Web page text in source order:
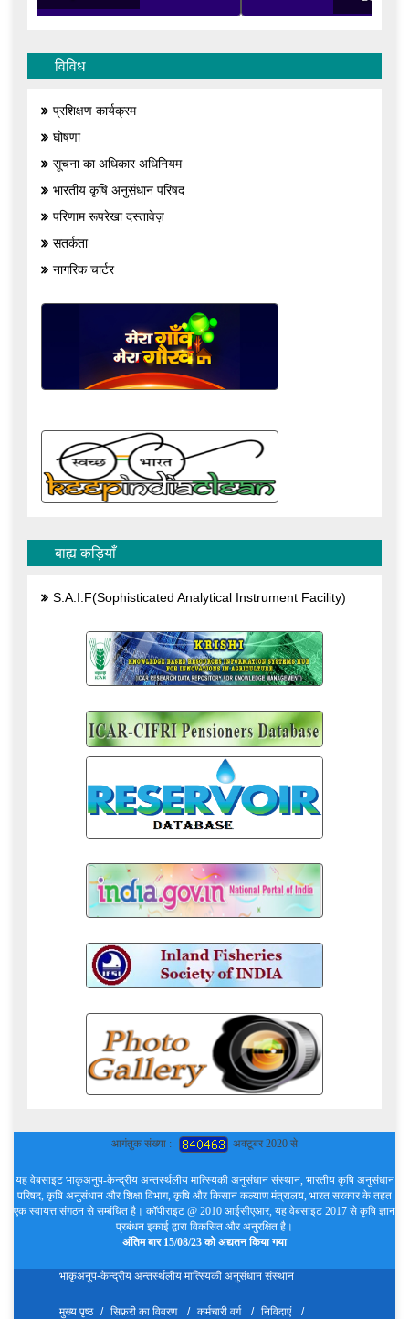
विविध
प्रशिक्षण कार्यक्रम
घोषणा
सूचना का अधिकार अधिनियम
भारतीय कृषि अनुसंधान परिषद
परिणाम रूपरेखा दस्तावेज़
सतर्कता
नागरिक चार्टर
बाह्य कड़ियाँ
S.A.I.F(Sophisticated Analytical Instrument Facility)
आगंतुक संख्या : अक्टूबर 2020 से
यह वेबसाइट भाकृअनुप-केन्द्रीय अन्तर्स्थलीय मात्स्यिकी अनुसंधान संस्थान, भारतीय कृषि अनुसंधान
परिषद, कृषि अनुसंधान और शिक्षा विभाग, कृषि और किसान कल्याण मंत्रालय, भारत सरकार के तहत
एक स्वायत्त संगठन से सम्बंधित है। कॉपीराइट @ 2010 आईसीएआर, यह वेबसाइट 2017 से कृषि ज्ञान
प्रबंधन इकाई द्वारा विकसित और अनुरक्षित है।
अंतिम बार 15/08/23 को अद्यतन किया गया
भाकृअनुप-केन्द्रीय अन्तर्स्थलीय मात्स्यिकी अनुसंधान संस्थान
मुख्य पृष्ठ सिफ़री का विवरण कर्मचारी वर्ग निविदाएं